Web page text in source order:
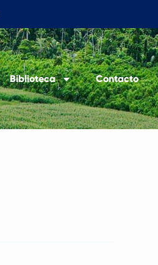
Biblioteca Contacto